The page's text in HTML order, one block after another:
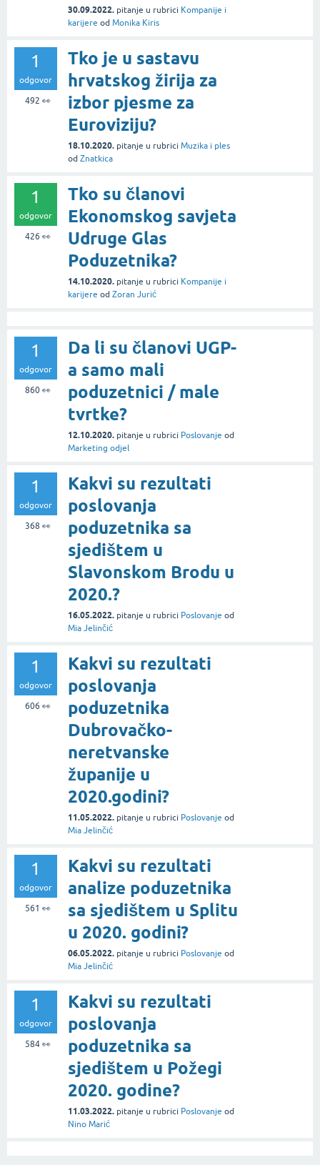
30.09.2022. pitanje u rubrici Kompanije i
karijere od Monika Kiris
1
odgovor
492 👀
Tko je u sastavu
hrvatskog žirija za
izbor pjesme za
Euroviziju?
18.10.2020. pitanje u rubrici Muzika i ples
od Znatkica
1
odgovor
426 👀
Tko su članovi
Ekonomskog savjeta
Udruge Glas
Poduzetnika?
14.10.2020. pitanje u rubrici Kompanije i
karijere od Zoran Jurić
1
odgovor
860👀
Da li su članovi UGP-
a samo mali
poduzetnici / male
tvrtke?
12.10.2020. pitanje u rubrici Poslovanje od
Marketing odjel
1
odgovor
368 👀
Kakvi su rezultati
poslovanja
poduzetnika sa
sjedištem u
Slavonskom Brodu u
2020.?
16.05.2022. pitanje u rubrici Poslovanje od
Mia Jelinčić
1
odgovor
606 👀
Kakvi su rezultati
poslovanja
poduzetnika
Dubrovačko-
neretvanske
županije u
2020.godini?
11.05.2022. pitanje u rubrici Poslovanje od
Mia Jelinčić
1
odgovor
561 👀
Kakvi su rezultati
analize poduzetnika
sa sjedištem u Splitu
u 2020. godini?
06.05.2022. pitanje u rubrici Poslovanje od
Mia Jelinčić
1
odgovor
584👀
Kakvi su rezultati
poslovanja
poduzetnika sa
sjedištem u Požegi
2020. godine?
11.03.2022. pitanje u rubrici Poslovanje od
Nino Marić